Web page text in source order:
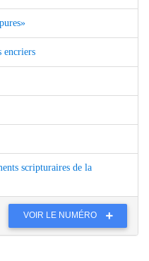
encriers
scripturaires de la
VOIR LE NUMÉRO